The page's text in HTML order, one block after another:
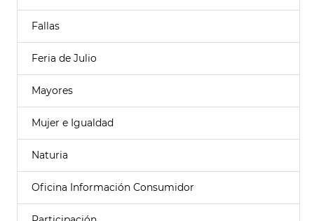
Fallas
Feria de Julio
Mayores
Mujer e Igualdad
Naturia
Oficina Información Consumidor